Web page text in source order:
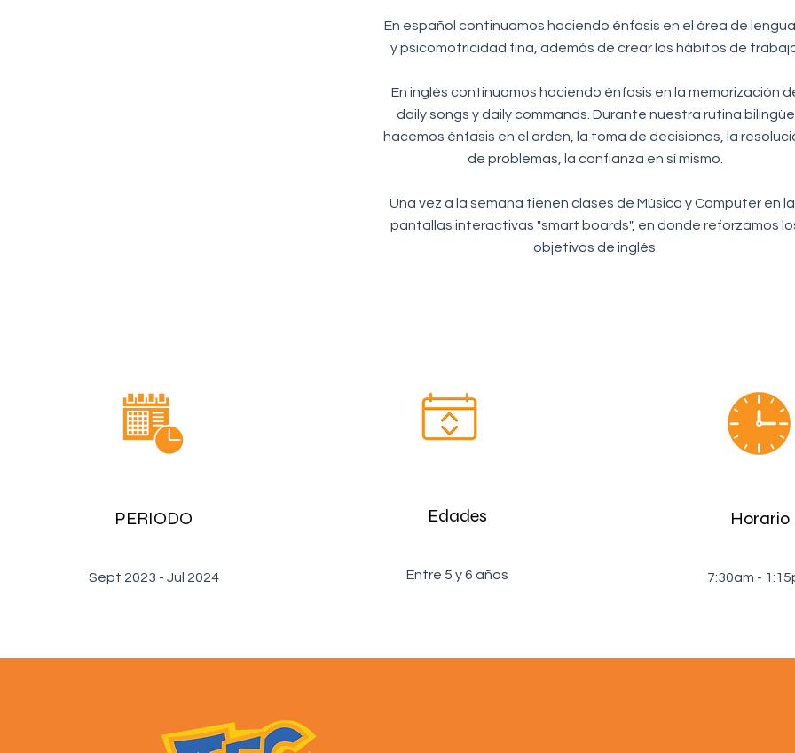
En español continuamos haciendo énfasis en el área de
y psicomotricidad fina, además de crear los hábitos de
En inglés continuamos haciendo énfasis en la memorización
daily songs y daily commands. Durante nuestra rutina bilingüe
hacemos énfasis en el orden, la toma de decisiones, la
de problemas, la confianza en sí mismo.
Una vez a la semana tienen clases de Música y Computer en
pantallas interactivas "smart boards", en donde reforzamos
objetivos de inglés.
PERIODO
Sept 2023 - Jul 2024
Edades
Entre 5 y 6 años
Horario
7:30am -